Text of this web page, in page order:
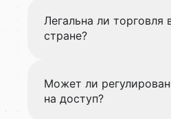
Легальна ли торговля
стране?
Может ли
на доступ?